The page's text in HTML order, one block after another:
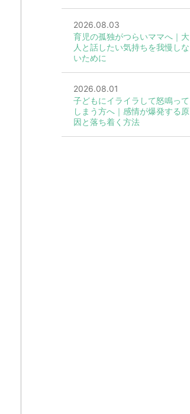
2026.08.03
育児の孤独がつらいママへ｜大
人と話したい気持ちを我慢しな
いために
2026.08.01
子どもにイライラして怒鳴って
しまう方へ｜感情が爆発する原
因と落ち着く方法